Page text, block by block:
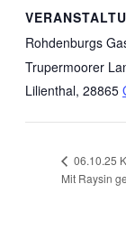
Rohdenburgs
Trupermoorer
Lilienthal, 28865
06.10.25
Mit Raysin